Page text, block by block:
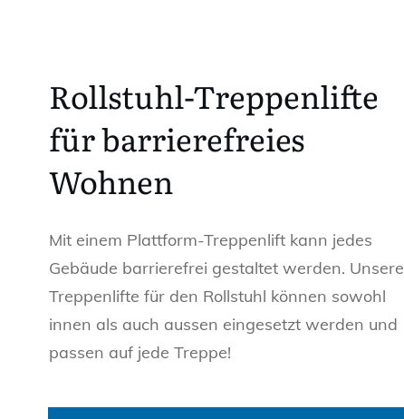
Rollstuhl-Treppenlifte
für barrierefreies
Wohnen
Mit einem Plattform-Treppenlift kann jedes
Gebäude barrierefrei gestaltet werden. Unsere
Treppenlifte für den Rollstuhl können sowohl
innen als auch aussen eingesetzt werden und
passen auf jede Treppe!